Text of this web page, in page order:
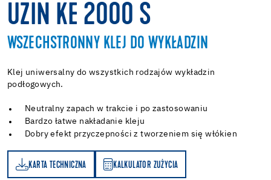
UZIN KE 2000 S
WSZECHSTRONNY KLEJ DO WYKŁADZIN
Klej uniwersalny do wszystkich rodzajów wykładzin
podłogowych.
Neutralny zapach w trakcie i po zastosowaniu
Bardzo łatwe nakładanie kleju
Dobry efekt przyczepności z tworzeniem się włókien
KARTA TECHNICZNA KALKULATOR ZUŻYCIA
KALKULATOR ZUŻYCIA